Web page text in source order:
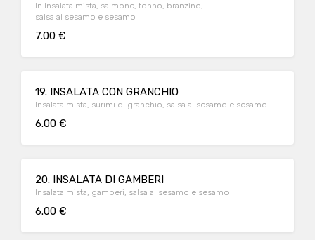
In Insalata mista, salmone, tonno, branzino,
salsa al sesamo e sesamo
7.00 €
19. INSALATA CON GRANCHIO
Insalata mista, surimi di granchio, salsa al sesamo e sesamo
6.00 €
20. INSALATA DI GAMBERI
Insalata mista, gamberi, salsa al sesamo e sesamo
6.00 €